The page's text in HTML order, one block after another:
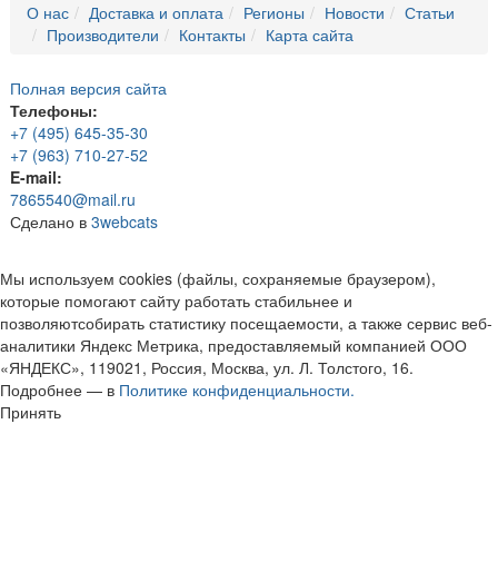
О нас Доставка и оплата Регионы Новости
Статьи
Производители
Контакты Карта сайта
Полная версия сайта
Телефоны:
+7 (495) 645-35-30
+7 (963) 710-27-52
E-mail:
7865540@mail.ru
Сделано в 3webcats
Мы используем cookies (файлы, сохраняемые браузером),
которые помогают сайту работать стабильнее и
позволяютсобирать статистику посещаемости, а также сервис веб-
аналитики Яндекс Метрика, предоставляемый компанией ООО
«ЯНДЕКС», 119021, Россия, Москва, ул. Л. Толстого, 16.
Подробнее — в Политике конфиденциальности.
Принять